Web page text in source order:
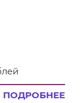
ПОДРОБНЕЕ